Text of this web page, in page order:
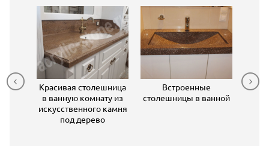
Красивая столешница
в ванную комнату из
искусственного камня
под дерево
Встроенные
столешницы в ванной